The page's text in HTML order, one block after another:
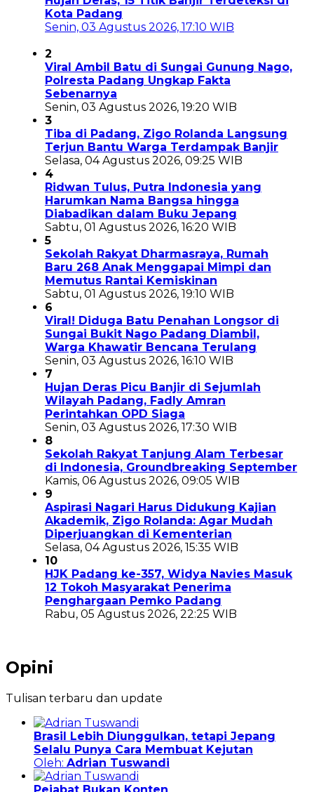
Kota Padang
Senin, 03 Agustus 2026, 17:10 WIB
2
Viral Ambil Batu di Sungai Gunung Nago,
Polresta Padang Ungkap Fakta
Sebenarnya
Senin, 03 Agustus 2026, 19:20 WIB
3
Tiba di Padang, Zigo Rolanda Langsung
Terjun Bantu Warga Terdampak Banjir
Selasa, 04 Agustus 2026, 09:25 WIB
4
Ridwan Tulus, Putra Indonesia yang
Harumkan Nama Bangsa hingga
Diabadikan dalam Buku Jepang
Sabtu, 01 Agustus 2026, 16:20 WIB
5
Sekolah Rakyat Dharmasraya, Rumah
Baru 268 Anak Menggapai Mimpi dan
Memutus Rantai Kemiskinan
Sabtu, 01 Agustus 2026, 19:10 WIB
6
Viral! Diduga Batu Penahan Longsor di
Sungai Bukit Nago Padang Diambil,
Warga Khawatir Bencana Terulang
Senin, 03 Agustus 2026, 16:10 WIB
7
Hujan Deras Picu Banjir di Sejumlah
Wilayah Padang, Fadly Amran
Perintahkan OPD Siaga
Senin, 03 Agustus 2026, 17:30 WIB
8
Sekolah Rakyat Tanjung Alam Terbesar
di Indonesia, Groundbreaking September
Kamis, 06 Agustus 2026, 09:05 WIB
9
Aspirasi Nagari Harus Didukung Kajian
Akademik, Zigo Rolanda: Agar Mudah
Diperjuangkan di Kementerian
Selasa, 04 Agustus 2026, 15:35 WIB
10
HJK Padang ke-357, Widya Navies Masuk
12 Tokoh Masyarakat Penerima
Penghargaan Pemko Padang
Rabu, 05 Agustus 2026, 22:25 WIB
Opini
Tulisan terbaru dan update
Brasil Lebih Diunggulkan, tetapi Jepang
Selalu Punya Cara Membuat Kejutan
Oleh: Adrian Tuswandi